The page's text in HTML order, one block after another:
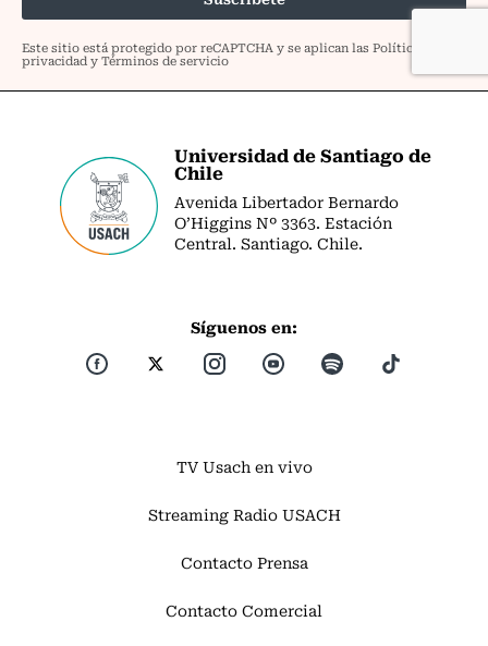
Universidad de Santiago de
Chile
Avenida Libertador Bernardo
O’Higgins Nº 3363. Estación
Central. Santiago. Chile.
Síguenos en:
TV Usach en vivo
Streaming Radio USACH
Contacto Prensa
Contacto Comercial